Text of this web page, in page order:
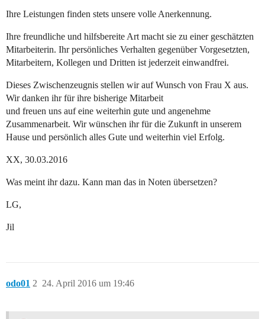
Ihre Leistungen finden stets unsere volle Anerkennung.
Ihre freundliche und hilfsbereite Art macht sie zu einer geschätzten
Mitarbeiterin. Ihr persönliches Verhalten gegenüber Vorgesetzten,
Mitarbeitern, Kollegen und Dritten ist jederzeit einwandfrei.
Dieses Zwischenzeugnis stellen wir auf Wunsch von Frau X aus.
Wir danken ihr für ihre bisherige Mitarbeit
und freuen uns auf eine weiterhin gute und angenehme
Zusammenarbeit. Wir wünschen ihr für die Zukunft in unserem
Hause und persönlich alles Gute und weiterhin viel Erfolg.
XX, 30.03.2016
Was meint ihr dazu. Kann man das in Noten übersetzen?
LG,
Jil
odo01 24. April 2016 um 19:46
2